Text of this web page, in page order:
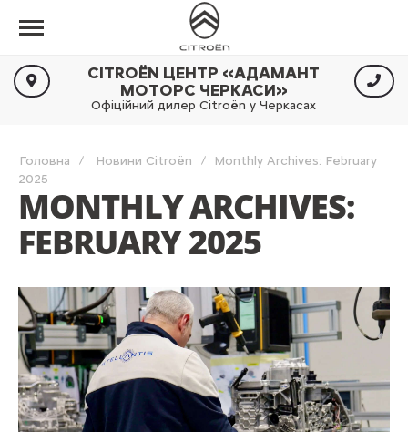
CITROËN ЦЕНТР «АДАМАНТ
МОТОРС ЧЕРКАСИ»
Офіційний дилер Citroën у Черкасах
Головна Новини Citroën
Monthly Archives: February
2025
MONTHLY ARCHIVES:
FEBRUARY 2025